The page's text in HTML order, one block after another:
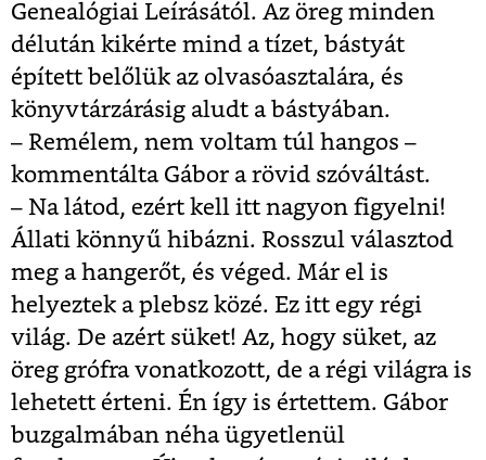
Genealógiai Leírásától. Az öreg minden
délután kikérte mind a tízet, bástyát
épített belőlük az olvasóasztalára, és
könyvtárzárásig aludt a bástyában.
– Remélem, nem voltam túl hangos –
kommentálta Gábor a rövid szóváltást.
– Na látod, ezért kell itt nagyon figyelni!
Állati könnyű hibázni. Rosszul választod
meg a hangerőt, és véged. Már el is
helyeztek a plebsz közé. Ez itt egy régi
világ. De azért süket! Az, hogy süket, az
öreg grófra vonatkozott, de a régi világra is
lehetett érteni. Én így is értettem. Gábor
buzgalmában néha ügyetlenül